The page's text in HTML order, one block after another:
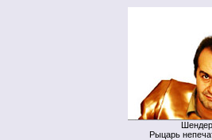
Рыцарь